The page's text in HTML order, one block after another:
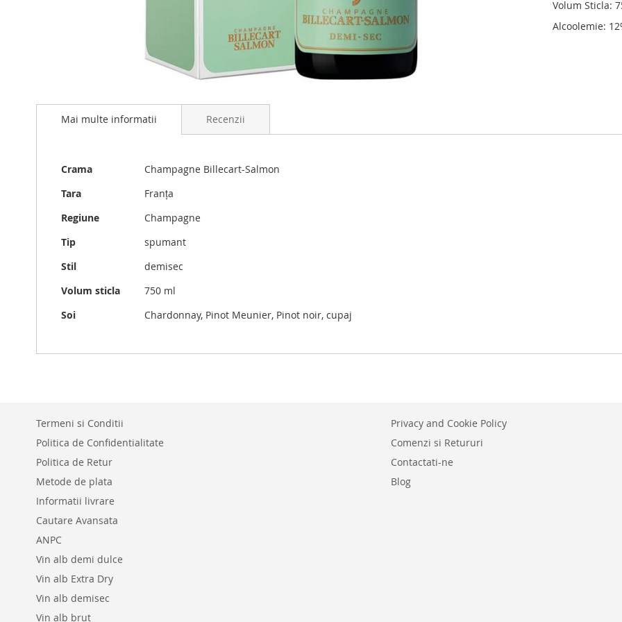
Volum Sticla:
Alcoolemie:
to
images
gallery
Mai multe informatii
Mai
informatii
Crama
Champagne Billecart-Salmon
Tara
Franța
Regiune
Champagne
Tip
spumant
Stil
demisec
Volum sticla
750 ml
Soi
Chardonnay, Pinot Meunier, Pinot noir, cupaj
Recenzii
Termeni si Conditii
Politica de Confidentialitate
Politica de Retur
Metode de plata
Informatii livrare
Cautare Avansata
ANPC
Vin alb demi dulce
Vin alb Extra Dry
Vin alb demisec
Vin alb brut
Privacy and Cookie Policy
Comenzi si Retururi
Contactati-ne
Blog